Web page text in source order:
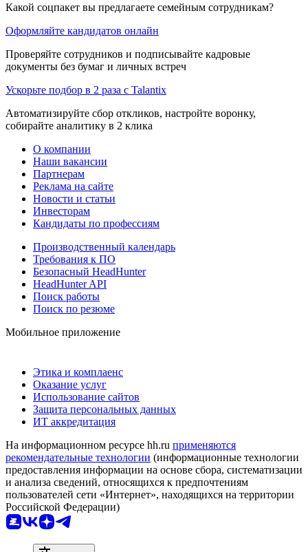
Какой соцпакет вы предлагаете семейным сотрудникам?
Оформляйте кандидатов онлайн
Проверяйте сотрудников и подписывайте кадровые
документы без бумаг и личных встреч
Ускорьте подбор в 2 раза с Talantix
Автоматизируйте сбор откликов, настройте воронку,
собирайте аналитику в 2 клика
О компании
Наши вакансии
Партнерам
Реклама на сайте
Новости и статьи
Инвесторам
Кандидаты по профессиям
Производственный календарь
Требования к ПО
Безопасный HeadHunter
HeadHunter API
Поиск работы
Поиск по резюме
Мобильное приложение
Этика и комплаенс
Оказание услуг
Использование сайтов
Защита персональных данных
ИТ аккредитация
На информационном ресурсе hh.ru применяются
рекомендательные технологии (информационные технологии
предоставления информации на основе сбора, систематизации
и анализа сведений, относящихся к предпочтениям
пользователей сети «Интернет», находящихся на территории
Российской Федерации)